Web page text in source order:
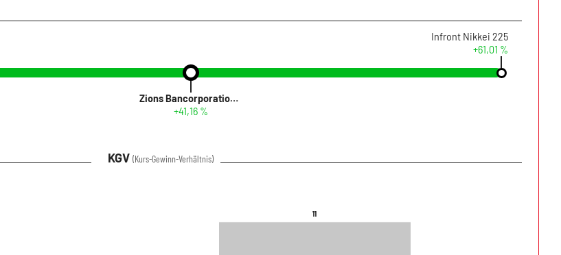
Zions Bancorporation NA
+41,16 %
Infront Nikkei 225
+61,01 %
KGV (Kurs-Gewinn-Verhältnis)
11
11